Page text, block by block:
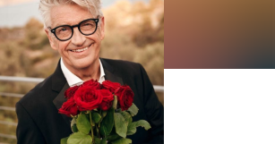
Filme & Serien
Lifestyle
Familie & Liebe
Promiflash Exklusiv